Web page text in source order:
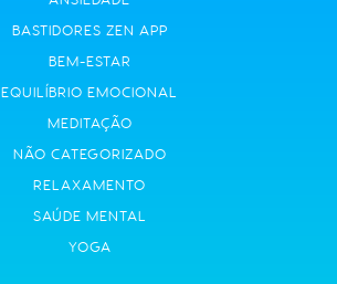
BASTIDORES ZEN APP
BEM-ESTAR
EQUILÍBRIO EMOCIONAL
MEDITAÇÃO
NÃO CATEGORIZADO
RELAXAMENTO
SAÚDE MENTAL
YOGA